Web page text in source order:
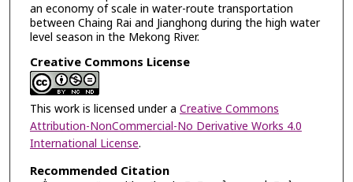
an economy of scale in water-route transportation
between Chaing Rai and Jianghong during the high water
level season in the Mekong River.
Creative Commons License
This work is licensed under a Creative Commons
Attribution-NonCommercial-No Derivative Works 4.0
International License.
Recommended Citation